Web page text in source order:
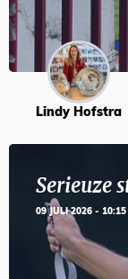
Lindy Hofstra
Serieuze
09 JULI 2026 - 10:15